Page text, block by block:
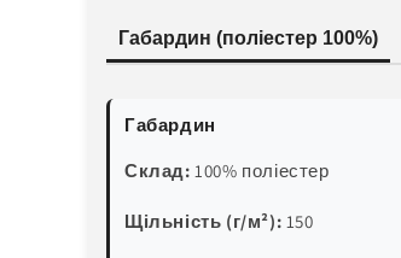
Габардин (поліестер 100%)
Габардин
Склад: 100% поліестер
Щільність (г/м²): 150